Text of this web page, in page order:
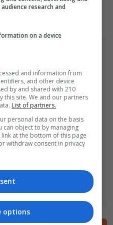
na nowe sklepy
research and
on a device
and information from
and other device
by and shared with 210
this site. We and our partners
List of partners.
personal data on the basis
can object to by managing
at the bottom of this page
withdraw consent in privacy
options